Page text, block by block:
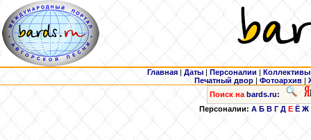
Главная | Даты | Персоналии | Коллективы
Печатный двор |Фотоархив |
Поиск на bards.ru:
Персоналии: А Б В Г Д Е Ё Ж